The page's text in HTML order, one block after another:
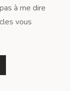
à me dire
vous